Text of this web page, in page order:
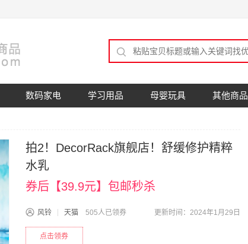
数码家电 学习用品 母婴玩具 其他商品
拍2！DecorRack旗舰店！舒缓修护精粹
水乳
券后【39.9元】包邮秒杀
风铃 天猫 505人已领券 更新时间：2024年1月29日
点击领券